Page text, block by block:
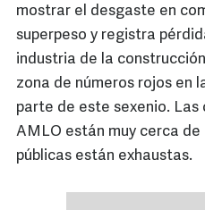
mostrar el desgaste en
superpeso y registra
industria de la
zona de números rojos en
parte de este sexenio. Las
AMLO están muy cerca de
públicas están exhaustas.